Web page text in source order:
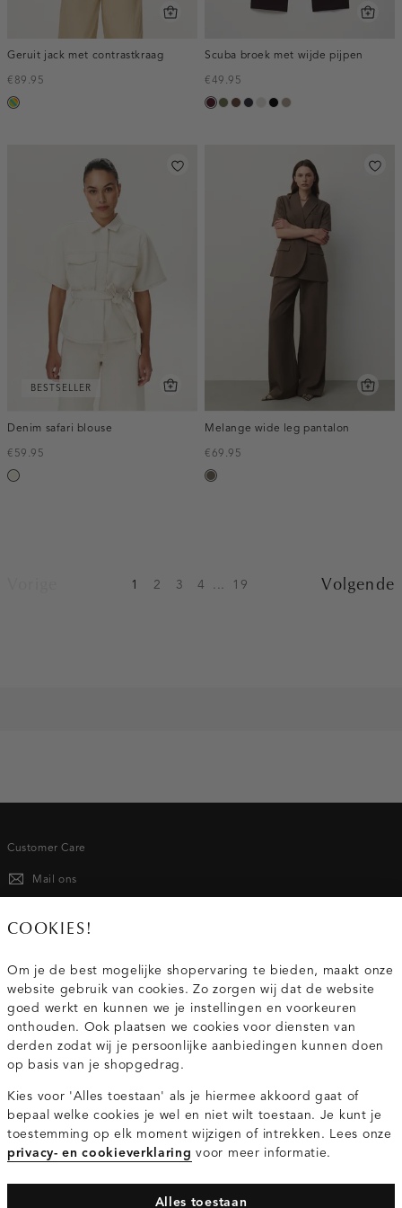
Geruit jack met contrastkraag
€89.95
meerkleurig
Scuba broek met wijde pijpen
€49.95
pruim,
groen,
donkerbruin
blauw,
kitzwarttaupe,
BESTSELLER
Denim safari blouse
€59.95
ecru
Melange wide leg pantalon
€69.95
bruin
1 2 3 4 ... 19 Volgende
Customer Care
Mail ons
020 - 3412 667
Service
Wij zijn Costes
Topcategorieën voor jou
Privacy- en cookieverklaringAlgemene Voorwaarden
COOKIES!
Om je de best mogelijke shopervaring te bieden, maakt onze
website gebruik van cookies. Zo zorgen wij dat de website
goed werkt en kunnen we je instellingen en voorkeuren
onthouden. Ook plaatsen we cookies voor diensten van
derden zodat wij je persoonlijke aanbiedingen kunnen doen
op basis van je shopgedrag.
Kies voor 'Alles toestaan' als je hiermee akkoord gaat of
bepaal welke cookies je wel en niet wilt toestaan. Je kunt je
toestemming op elk moment wijzigen of intrekken. Lees onze
privacy- en cookieverklaring voor meer informatie.
Alles toestaan